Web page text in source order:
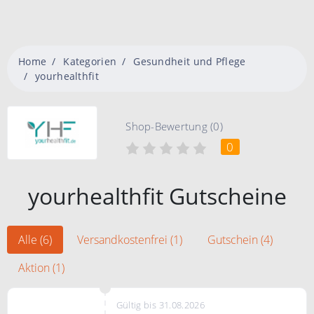
Home Kategorien
Gesundheit und Pflege
yourhealthfit
Shop-Bewertung (0)
0
yourhealthfit Gutscheine
Alle (6) Versandkostenfrei (1)
Gutschein (4)
Aktion (1)
Gültig bis 31.08.2026